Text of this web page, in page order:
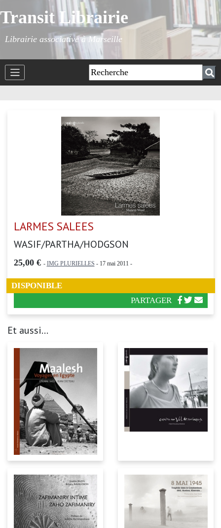
Transit Librairie
Librairie associative à Marseille
LARMES SALEES
WASIF/PARTHA/HODGSON
25,00 € - IMG PLURIELLES - 17 mai 2011 -
DISPONIBLE
PARTAGER
Et aussi...